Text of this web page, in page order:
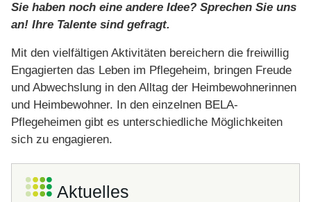
Sie haben noch eine andere Idee? Sprechen Sie uns
an! Ihre Talente sind gefragt.
Mit den vielfältigen Aktivitäten bereichern die freiwillig
Engagierten das Leben im Pflegeheim, bringen Freude
und Abwechslung in den Alltag der Heimbewohnerinnen
und Heimbewohner. In den einzelnen BELA-
Pflegeheimen gibt es unterschiedliche Möglichkeiten
sich zu engagieren.
Aktuelles